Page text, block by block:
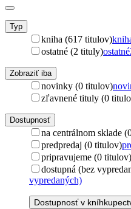
Typ
kniha (617 titulov)
ostatné (2 tituly)ostatné
Zobraziť iba
novinky (0 titulov)
zľavnené tituly (0
Dostupnosť
na centrálnom sklade
predpredaj (0 titulov)
pripravujeme (0 titulov)
dostupná (bez
vypredaných)
Dostupnosť v